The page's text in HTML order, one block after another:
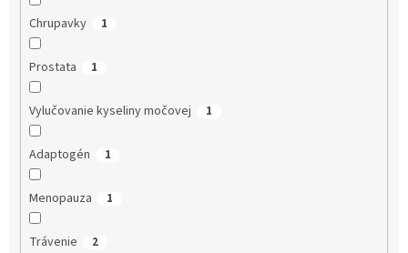
Chrupavky 1
Prostata 1
Vylučovanie kyseliny močovej 1
Adaptogén 1
Menopauza 1
Trávenie 2